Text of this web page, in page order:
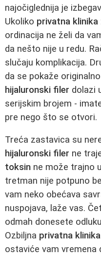
najočiglednija je
Ukoliko privatna
ordinacija ne želi da
da nešto nije u redu.
slučaju komplikacija.
da se pokaže
hijaluronski filer dolazi
serijskim brojem -
pre nego što se otvori.
Treća zastavica su
hijaluronski filer ne
toksin ne može trajno
tretman nije potpuno
vam neko obećava
nuspojava, laže vas.
odmah donesete
Ozbiljna privatna
ostaviće vam vremena